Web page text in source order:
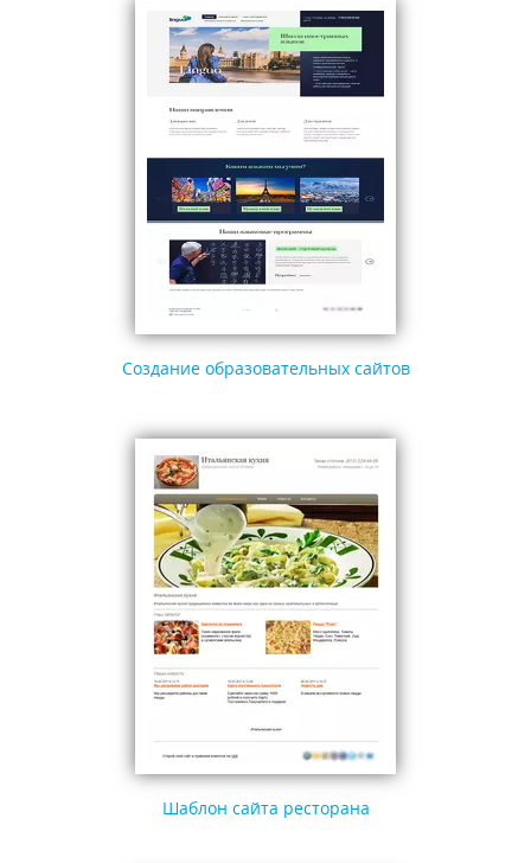
Создание образовательных сайтов
Шаблон сайта ресторана